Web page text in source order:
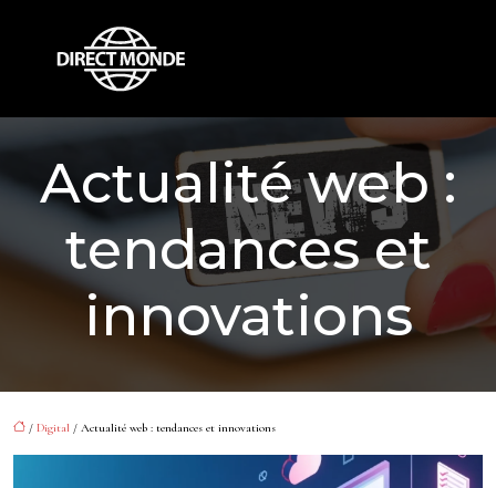
Actualité web :
tendances et
innovations
/ Digital / Actualité web : tendances et innovations